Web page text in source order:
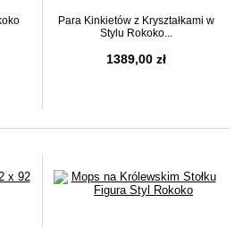
Para Kinkietów z Kryształkami w
Stylu Rokoko...
1389,00 zł